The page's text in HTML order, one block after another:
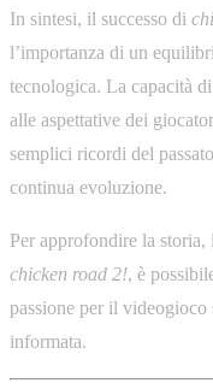
In sintesi, il successo di
l’importanza di un
tecnologica. La capacità
alle aspettative dei
semplici ricordi del
continua evoluzione.
Per approfondire la
chicken road 2!, è
passione per il videogioco
informata.